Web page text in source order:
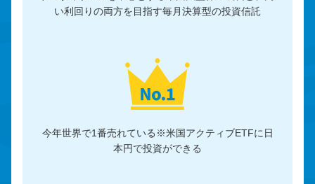
い利回りの両方を目指す毎月決算型の投資信託
今年世界で1番売れている※米国アクティブETFに日
本円で投資ができる